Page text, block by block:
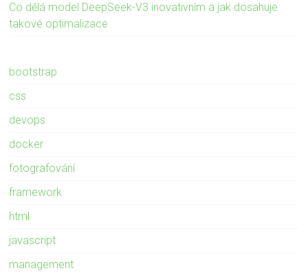
Co dělá model DeepSeek-V3 inovativním a jak dosahuje
takové optimalizace
bootstrap
css
devops
docker
fotografování
framework
html
javascript
management